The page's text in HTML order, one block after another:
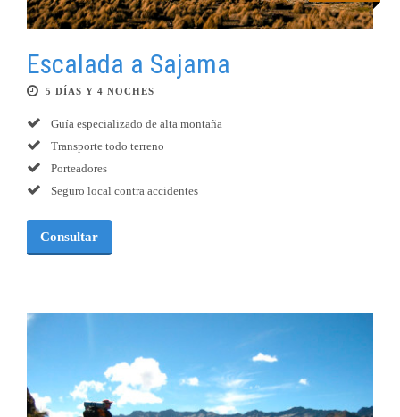
Escalada a Sajama
5 DÍAS Y 4 NOCHES
Guía especializado de alta montaña
Transporte todo terreno
Porteadores
Seguro local contra accidentes
Consultar